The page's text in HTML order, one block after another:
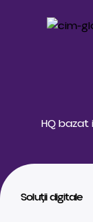
HQ bazat
Soluții digitale